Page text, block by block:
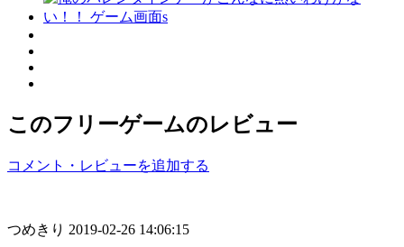
このフリーゲームのレビュー
コメント・レビューを追加する
つめきり 2019-02-26 14:06:15